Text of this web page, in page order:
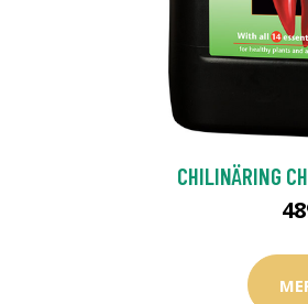
CHILINÄRING